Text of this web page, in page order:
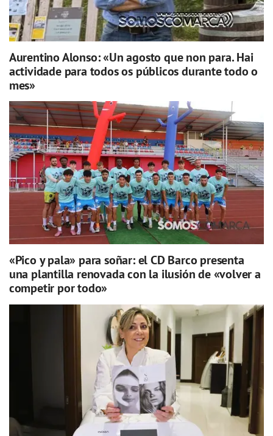
Aurentino Alonso: «Un agosto que non para. Hai
actividade para todos os públicos durante todo o
mes»
«Pico y pala» para soñar: el CD Barco presenta
una plantilla renovada con la ilusión de «volver a
competir por todo»